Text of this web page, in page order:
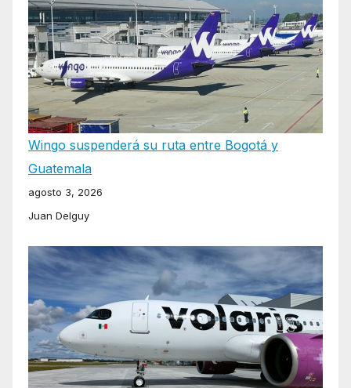
Wingo suspenderá su ruta entre Bogotá y
Guatemala
agosto 3, 2026
Juan Delguy